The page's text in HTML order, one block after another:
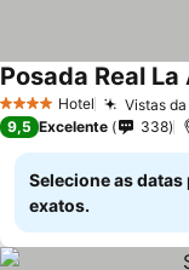
4 EstrelasHotel Vistas
Posada Real
9,5 Excelente 338
Selecione as
exatos.